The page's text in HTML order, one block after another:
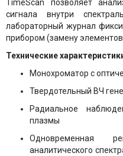
TimeScan позволяет
сигнала внутри
лабораторный журнал
прибором (замену
Технические
Монохроматор с
Твердотельный ВЧ
Радиальное
плазмы
Одновременная
аналитического